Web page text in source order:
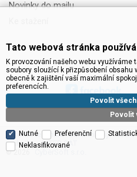
Novinky do mailu
Satelitní technika - satelitní přijímače
technika :: INTER SAT
© 2026
Tato webová stránka
K provozování našeho webu
soubory sloužící k přizpůsobení obsahu
obecně k zajištění vaší maximální
preferencích.
Povolit
Povolit
Nutné Preferenční
Neklasifikované